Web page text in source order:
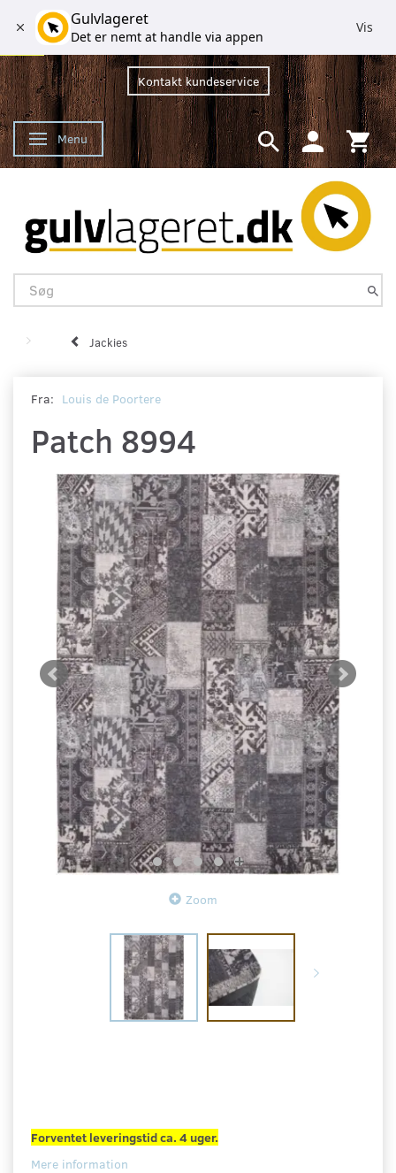
Kontakt kundeservice
Skifte navigation
Menu
Jackies
Fra: Louis de Poortere
Patch 8994
Zoom
Forventet leveringstid ca. 4 uger.
Mere information
Gulvlageret
Det er nemt at handle via appen
Vis